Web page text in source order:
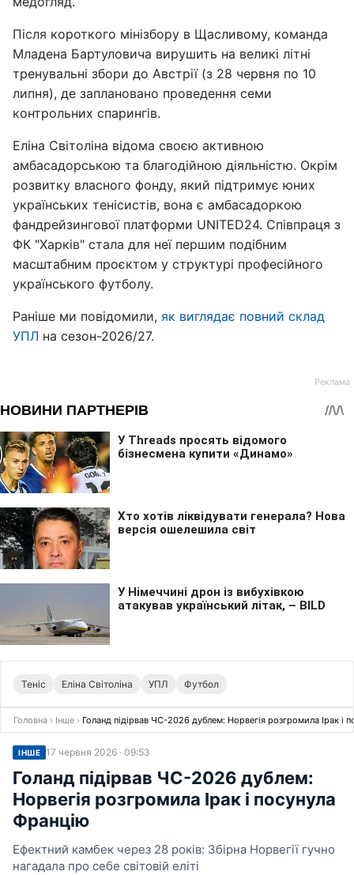
Після короткого мінізбору в Щасливому, команда
Младена Бартуловича вирушить на великі літні
тренувальні збори до Австрії (з 28 червня по 10
липня), де заплановано проведення семи
контрольних спарингів.
Еліна Світоліна відома своєю активною
амбасадорською та благодійною діяльністю. Окрім
розвитку власного фонду, який підтримує юних
українських тенісистів, вона є амбасадоркою
фандрейзингової платформи UNITED24. Співпраця з
ФК "Харків" стала для неї першим подібним
масштабним проєктом у структурі професійного
українського футболу.
Раніше ми повідомили, як виглядає повний склад
УПЛ на сезон-2026/27.
Теніс Еліна Світоліна УПЛ Футбол
Головна › Інше › Голанд підірвав ЧС-2026 дублем: Норвегія розгромила Ірак і
ІНШЕ 17 червня 2026 · 09:53
Голанд підірвав ЧС-2026 дублем:
Норвегія розгромила Ірак і посунула
Францію
Ефектний камбек через 28 років: Збірна Норвегії гучно
нагадала про себе світовій еліті